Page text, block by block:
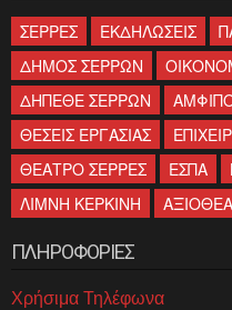
ΣΕΡΡΕΣ ΕΚΔΗΛΩΣΕΙΣ
ΔΗΜΟΣ ΣΕΡΡΩΝ
ΔΗΠΕΘΕ ΣΕΡΡΩΝ
ΘΕΣΕΙΣ ΕΡΓΑΣΙΑΣ
ΘΕΑΤΡΟ ΣΕΡΡΕΣ
ΕΣΠΑ
ΛΙΜΝΗ ΚΕΡΚΙΝΗ
ΠΛΗΡΟΦΟΡΙΕΣ
Χρήσιμα Τηλέφωνα